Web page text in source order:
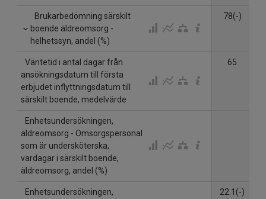
Brukarbedömning särskilt
boende äldreomsorg -
helhetssyn, andel (%)
78(-)
Väntetid i antal dagar från
ansökningsdatum till första
erbjudet inflyttningsdatum till
särskilt boende, medelvärde
65
Enhetsundersökningen,
äldreomsorg - Omsorgspersonal
som är undersköterska,
vardagar i särskilt boende,
äldreomsorg, andel (%)
Enhetsundersökningen,
22.1(-)